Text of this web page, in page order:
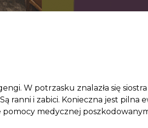
W potrzasku znalazła się
ranni i zabici. Konieczna jest pilna
medycznej